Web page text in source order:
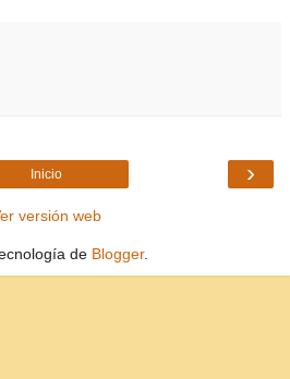
›
Inicio
versión web
de Blogger.